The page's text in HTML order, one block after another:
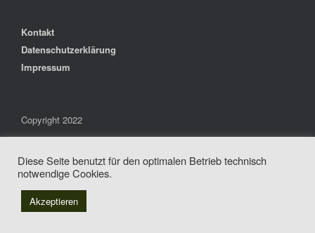
Kontakt
Datenschutzerklärung
Impressum
Copyright 2022
Diese Seite benutzt für den optimalen Betrieb technisch
notwendige Cookies.
Akzeptieren